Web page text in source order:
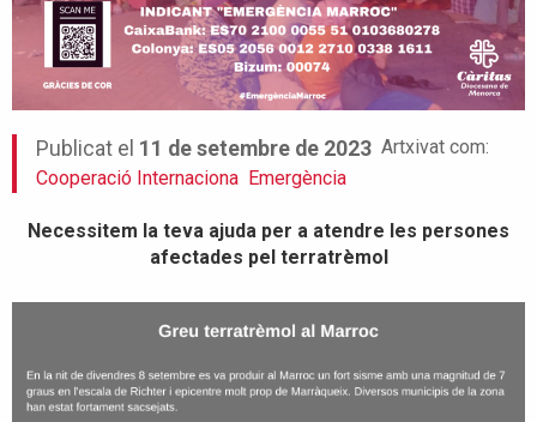
Publicat el 11 de setembre de 2023 Artxivat com:
Cooperació Internaciona Emergència
Necessitem la teva ajuda per a atendre les persones
afectades pel terratrèmol